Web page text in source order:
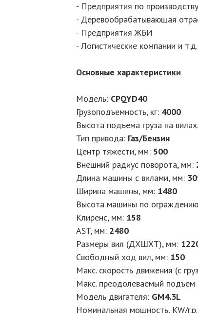
- Предприятия по
- Деревообрабатывающая
- Предприятия ЖБИ
- Логистические компании и т.д.
Основные характеристики
Модель: CPQYD40
Грузоподъемность, кг: 4000
Высота подъема груза на
Тип привода: Газ/Бензин
Центр тяжести, мм: 500
Внешний радиус поворота, мм:
Длина машины с вилами, мм:
Ширина машины, мм: 1480
Высота машины по
Клиренс, мм: 158
AST, мм: 2480
Размеры вил (ДXШXТ), мм:
Свободный ход вил, мм: 150
Макс. скорость движения (с
Макс. преодолеваемый подъем
Модель двигателя: GM4.3L
Номинальная мощность, KW/